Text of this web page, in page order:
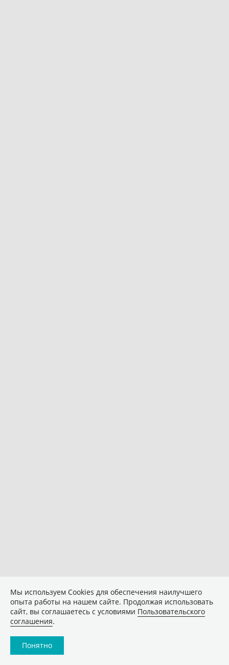
Мы используем Сookies для обеспечения наилучшего
опыта работы на нашем сайте. Продолжая использовать
сайт, вы соглашаетесь с условиями Пользовательского
соглашения.
Понятно